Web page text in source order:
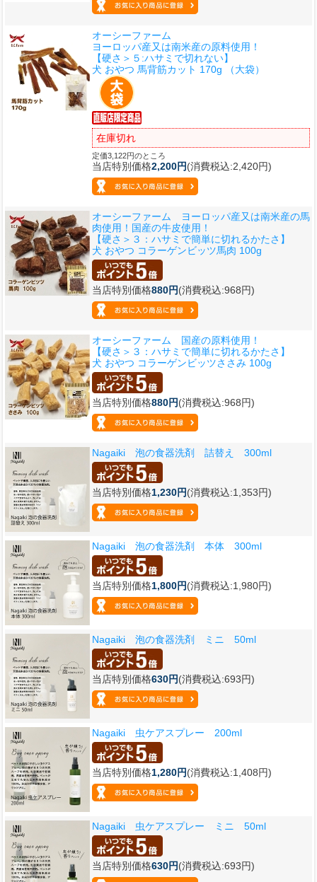
オーシーファーム
ヨーロッパ産又は南米産の原料使用！
【硬さ＞５:ハサミで切れない】
犬 おやつ 馬背筋カット 170g （大袋）
在庫切れ
定価3,122円のところ
当店特別価格2,200円(消費税込:2,420円)
オーシーファーム ヨーロッパ産又は南米産の馬
肉使用！国産の牛皮使用！
【硬さ＞３：ハサミで簡単に切れるかたさ】
犬 おやつ コラーゲンビッツ馬肉 100g
当店特別価格880円(消費税込:968円)
オーシーファーム 国産の原料使用！
【硬さ＞３：ハサミで簡単に切れるかたさ】
犬 おやつ コラーゲンビッツささみ 100g
当店特別価格880円(消費税込:968円)
Nagaiki 泡の食器洗剤 詰替え 300ml
当店特別価格1,230円(消費税込:1,353円)
Nagaiki 泡の食器洗剤 本体 300ml
当店特別価格1,800円(消費税込:1,980円)
Nagaiki 泡の食器洗剤 ミニ 50ml
当店特別価格630円(消費税込:693円)
Nagaiki 虫ケアスプレー 200ml
当店特別価格1,280円(消費税込:1,408円)
Nagaiki 虫ケアスプレー ミニ 50ml
当店特別価格630円(消費税込:693円)